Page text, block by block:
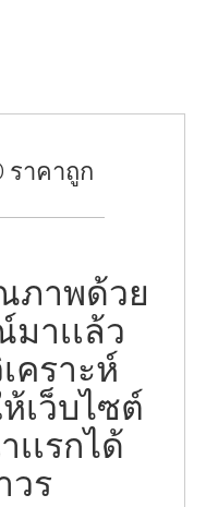
ราคาถูก
ภาพด้วย
าเเล้ว
คราะห์
เว็บไซต์
เรกได้
วร